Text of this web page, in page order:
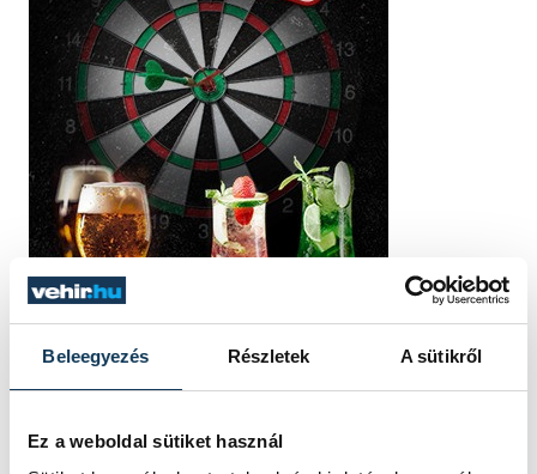
Beleegyezés Részletek A sütikről
Ez a weboldal sütiket használ